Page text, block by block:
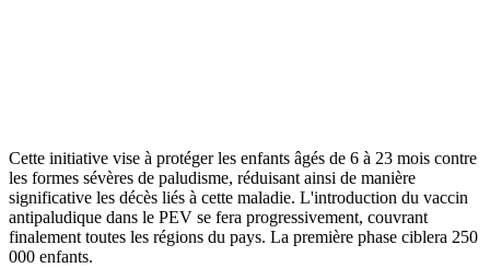
Cette initiative vise à protéger les enfants âgés de 6 à 23 mois contre
les formes sévères de paludisme, réduisant ainsi de manière
significative les décès liés à cette maladie. L'introduction du vaccin
antipaludique dans le PEV se fera progressivement, couvrant
finalement toutes les régions du pays. La première phase ciblera 250
000 enfants.